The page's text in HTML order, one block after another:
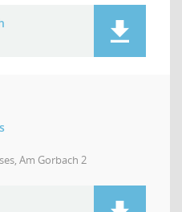
Am Gorbach 2